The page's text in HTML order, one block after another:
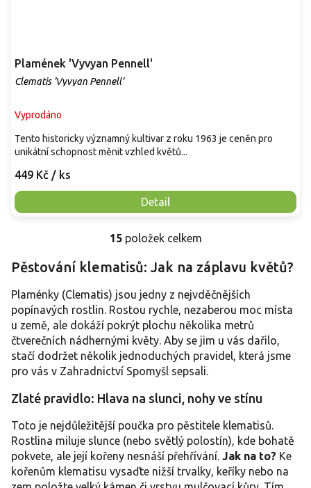
Plamének 'Vyvyan Pennell'
Clematis 'Vyvyan Pennell'
Vyprodáno
449 Kč / ks
Detail
Tento historicky významný kultivar z roku 1963 je ceněn pro
unikátní schopnost měnit vzhled květů...
O
l
d
a
c
í
p
r
v
y
ý
p
i
s
u
15položek celkem
Pěstování klematisů: Jak na záplavu květů?
Plaménky (Clematis) jsou jedny z nejvděčnějších
popínavých rostlin. Rostou rychle, nezaberou moc místa
u země, ale dokáží pokrýt plochu několika metrů
čtverečních nádhernými květy. Aby se jim u vás dařilo,
stačí dodržet několik jednoduchých pravidel, která jsme
pro vás v Zahradnictví Spomyšl sepsali.
Zlaté pravidlo: Hlava na slunci, nohy ve stínu
Toto je nejdůležitější poučka pro pěstitele klematisů.
Rostlina miluje slunce (nebo světlý polostín), kde bohatě
pokvete, ale její kořeny nesnáší přehřívání. Jak na to? Ke
kořenům klematisu vysaďte nižší trvalky, keříky nebo na